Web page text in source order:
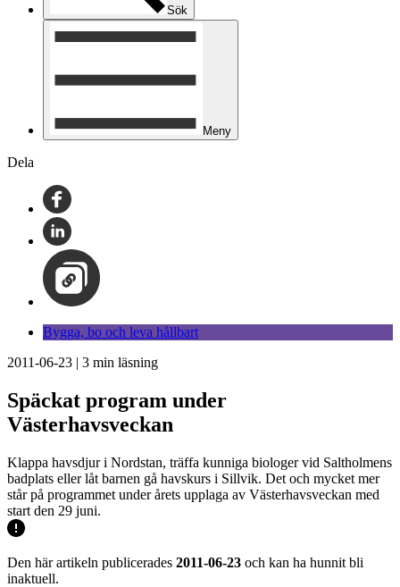
Sök
Meny
Dela
Bygga, bo och leva hållbart
2011-06-23 | 3 min läsning
Späckat program under
Västerhavsveckan
Klappa havsdjur i Nordstan, träffa kunniga biologer vid Saltholmens
badplats eller låt barnen gå havskurs i Sillvik. Det och mycket mer
står på programmet under årets upplaga av Västerhavsveckan med
start den 29 juni.
Den här artikeln publicerades 2011-06-23 och kan ha hunnit bli
inaktuell.